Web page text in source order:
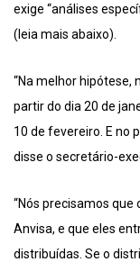
exige “análises
(leia mais abaixo).
“Na melhor hipótese,
partir do dia 20 de
10 de fevereiro. E no
disse o secretário-
“Nós precisamos
Anvisa, e que eles
distribuídas. Se o